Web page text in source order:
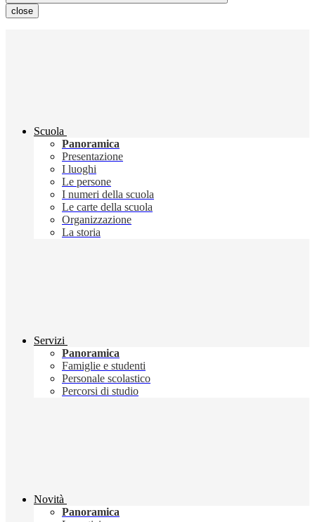
close
Scuola
Panoramica
Presentazione
I luoghi
Le persone
I numeri della scuola
Le carte della scuola
Organizzazione
La storia
Servizi
Panoramica
Famiglie e studenti
Personale scolastico
Percorsi di studio
Novità
Panoramica